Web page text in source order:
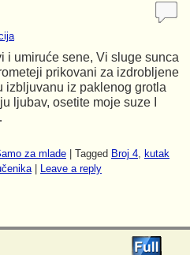
i umiruće sene, Vi sluge sunca
prikovani za izdrobljene
izbljuvanu iz paklenog grotla
ljubav, osetite moje suze I
za mlade Tagged Broj 4
kutak
Leave a reply